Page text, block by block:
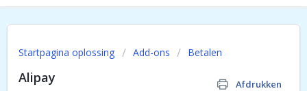
Startpagina oplossing Add-ons Betalen
Alipay
Afdrukken